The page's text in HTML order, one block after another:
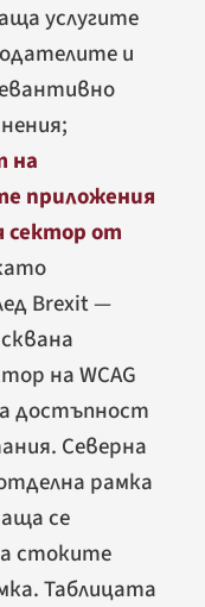
услугите
и
на
приложения
сектор от
Brexit —
на WCAG
достъпност
Северна
рамка
се
стоките
Таблицата